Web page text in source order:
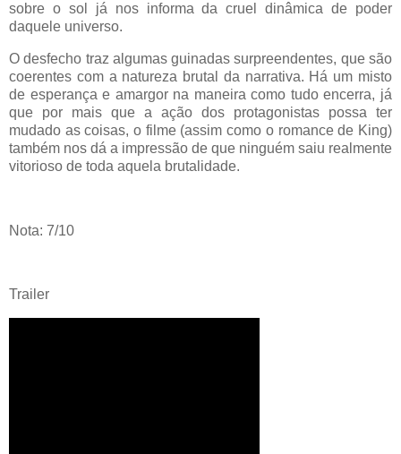
sobre o sol já nos informa da cruel dinâmica de poder
daquele universo.
O desfecho traz algumas guinadas surpreendentes, que são
coerentes com a natureza brutal da narrativa. Há um misto
de esperança e amargor na maneira como tudo encerra, já
que por mais que a ação dos protagonistas possa ter
mudado as coisas, o filme (assim como o romance de King)
também nos dá a impressão de que ninguém saiu realmente
vitorioso de toda aquela brutalidade.
Nota: 7/10
Trailer